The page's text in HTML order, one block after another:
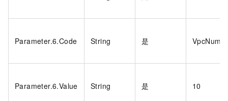
Parameter.6.Code String 是 VpcNum
Parameter.6.Value String 是 10